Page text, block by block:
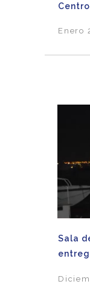
Enero
Sala